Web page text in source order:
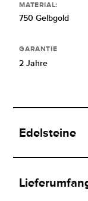
MATERIAL:
750 Gelbgold
GARANTIE
2 Jahre
Edelsteine